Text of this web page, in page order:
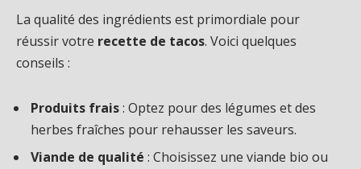
La qualité des ingrédients est primordiale pour
réussir votre recette de tacos. Voici quelques
conseils :
Produits frais: Optez pour des légumes et des
herbes fraîches pour rehausser les saveurs.
Viande de qualité : Choisissez une viande bio ou